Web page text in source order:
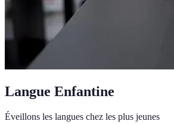
Langue Enfantine
Éveillons les langues chez les plus jeunes